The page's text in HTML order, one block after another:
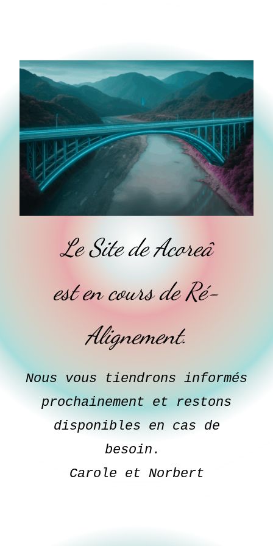
Le Site de Acoreâ
est en cours de Ré-
Alignement.
Nous vous tiendrons informés
prochainement et restons
disponibles en cas de
besoin.
Carole et Norbert